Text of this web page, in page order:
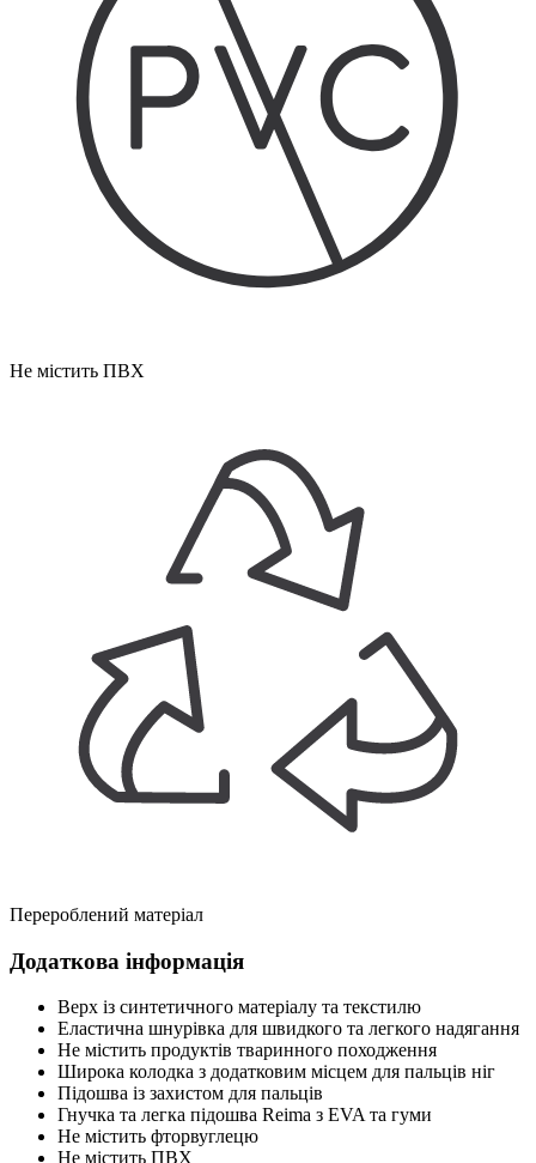
Не містить ПВХ
Перероблений матеріал
Додаткова інформація
Верх із синтетичного матеріалу та текстилю
Еластична шнурівка для швидкого та легкого надягання
Не містить продуктів тваринного походження
Широка колодка з додатковим місцем для пальців ніг
Підошва із захистом для пальців
Гнучка та легка підошва Reima з EVA та гуми
Не містить фторвуглецю
Не містить ПВХ